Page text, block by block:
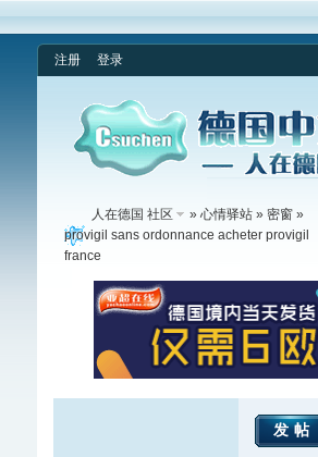
注册 登录
人在德国 社区 » 心情驿站» 密窗»
provigil sans ordonnance acheter provigil
france
发帖